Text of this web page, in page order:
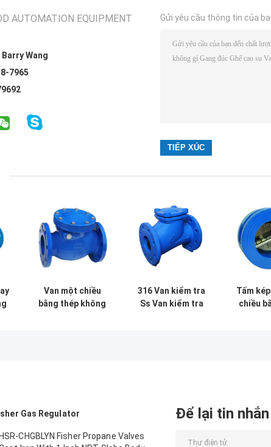
AUTOMATION EQUIPMENT
Barry Wang
7965
Gửi yêu cầu thông tin của
Van một chiều
bằng thép không
316 Van kiểm tra
Ss Van kiểm tra
Tấm
chiều
Gas Regulator
HSR-CHGBLYN Fisher Propane Valves
Để lại tin nhắn